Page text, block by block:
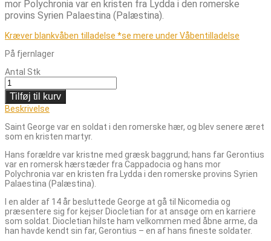
mor Polychronia var en kristen fra Lydda i den romerske
provins Syrien Palaestina (Palæstina).
Kræver blankvåben tilladelse *se mere under Våbentilladelse
På fjernlager
Antal Stk
Tilføj til kurv
Beskrivelse
Saint George var en soldat i den romerske hær, og blev senere æret
som en kristen martyr.
Hans forældre var kristne med græsk baggrund; hans far Gerontius
var en romersk hærstæder fra Cappadocia og hans mor
Polychronia var en kristen fra Lydda i den romerske provins Syrien
Palaestina (Palæstina).
I en alder af 14 år besluttede George at gå til Nicomedia og
præsentere sig for kejser Diocletian for at ansøge om en karriere
som soldat. Diocletian hilste ham velkommen med åbne arme, da
han havde kendt sin far, Gerontius – en af hans fineste soldater.